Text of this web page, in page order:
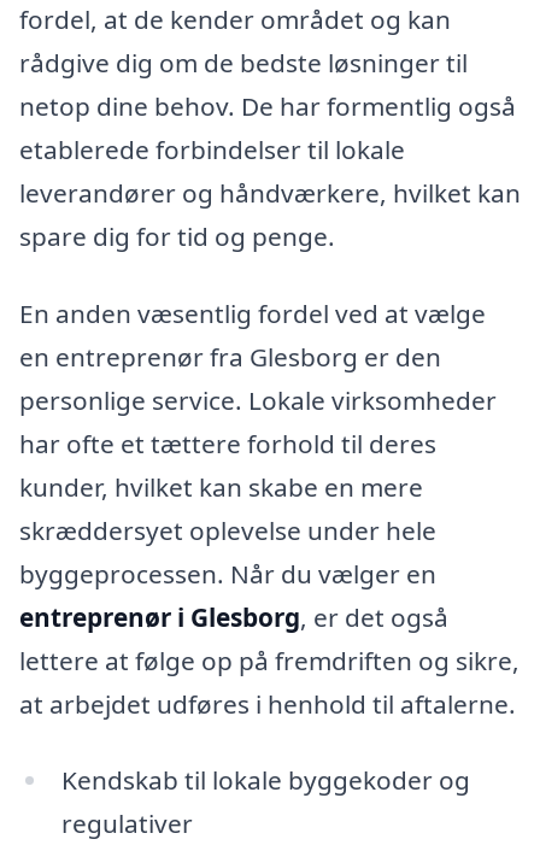
fordel, at de kender området og kan
rådgive dig om de bedste løsninger til
netop dine behov. De har formentlig også
etablerede forbindelser til lokale
leverandører og håndværkere, hvilket kan
spare dig for tid og penge.
En anden væsentlig fordel ved at vælge
en entreprenør fra Glesborg er den
personlige service. Lokale virksomheder
har ofte et tættere forhold til deres
kunder, hvilket kan skabe en mere
skræddersyet oplevelse under hele
byggeprocessen. Når du vælger en
entreprenør i Glesborg, er det også
lettere at følge op på fremdriften og sikre,
at arbejdet udføres i henhold til aftalerne.
Kendskab til lokale byggekoder og
regulativer